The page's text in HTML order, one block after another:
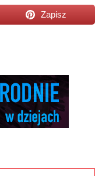
Zapisz